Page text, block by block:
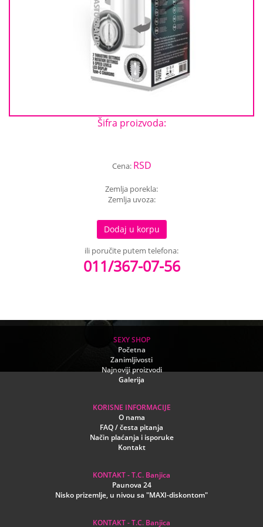
Šifra proizvoda:
Cena: RSD
Zemlja porekla:
Zemlja uvoza:
Dodaj u korpu
ili poručite putem telefona:
011/367-07-56
SEXY SHOP
Početna
Zanimljivosti
Najnoviji proizvodi
Galerija
KORISNE INFORMACIJE
O nama
FAQ / česta pitanja
Način plaćanja i isporuke
Kontakt
KONTAKT - T.C. Banjica
Paunova 24
Nisko prizemlje, u nivou sa "MAXI-diskontom"
KONTAKT - T.C. Banjica